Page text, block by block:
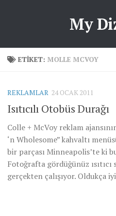
My
ETIKET: MOLLE MCVOY
REKLAMLAR 24 OCAK 2011
Isıtıcılı Otobüs Durağı
Colle + McVoy reklam
‘n Wholesome” kahvaltı
bir parçası Minneapolis’te ki
Fotoğrafta gördüğünüz ısıtıcı
gerçekten çalışıyor. Oldukça